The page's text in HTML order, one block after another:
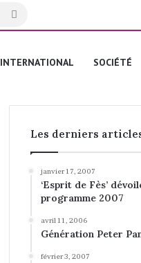
INTERNATIONAL SOCIÉTÉ
Les derniers
janvier 17, 2007
‘Esprit de Fès’
programme 2007
avril 11, 2006
Génération Peter
février 3, 2007